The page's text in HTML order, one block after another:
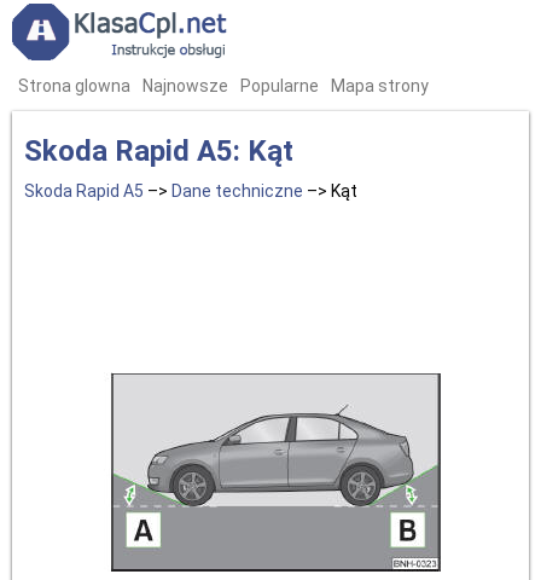
Strona glowna Najnowsze Popularne Mapa strony
Skoda Rapid A5: Kąt
Skoda Rapid A5 –> Dane techniczne –> Kąt